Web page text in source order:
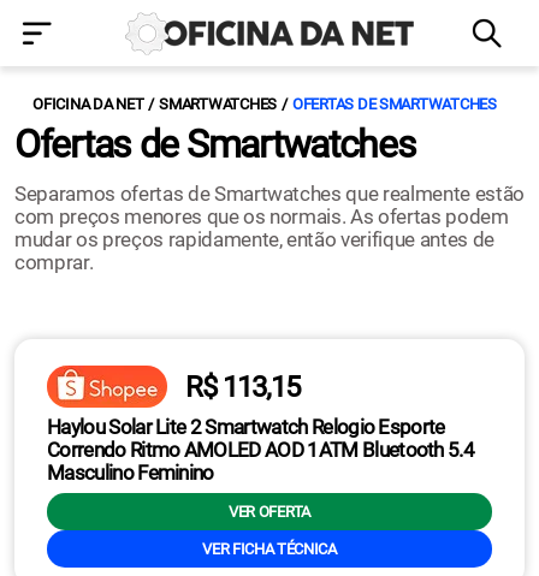
OFICINA DA NET SMARTWATCHES OFERTAS DE SMARTWATCHES
Ofertas de Smartwatches
Separamos ofertas de Smartwatches que realmente estão
com preços menores que os normais. As ofertas podem
mudar os preços rapidamente, então verifique antes de
comprar.
R$ 113,15
Haylou Solar Lite 2 Smartwatch Relogio Esporte
Correndo Ritmo AMOLED AOD 1ATM Bluetooth 5.4
Masculino Feminino
VER OFERTA
VER FICHA TÉCNICA